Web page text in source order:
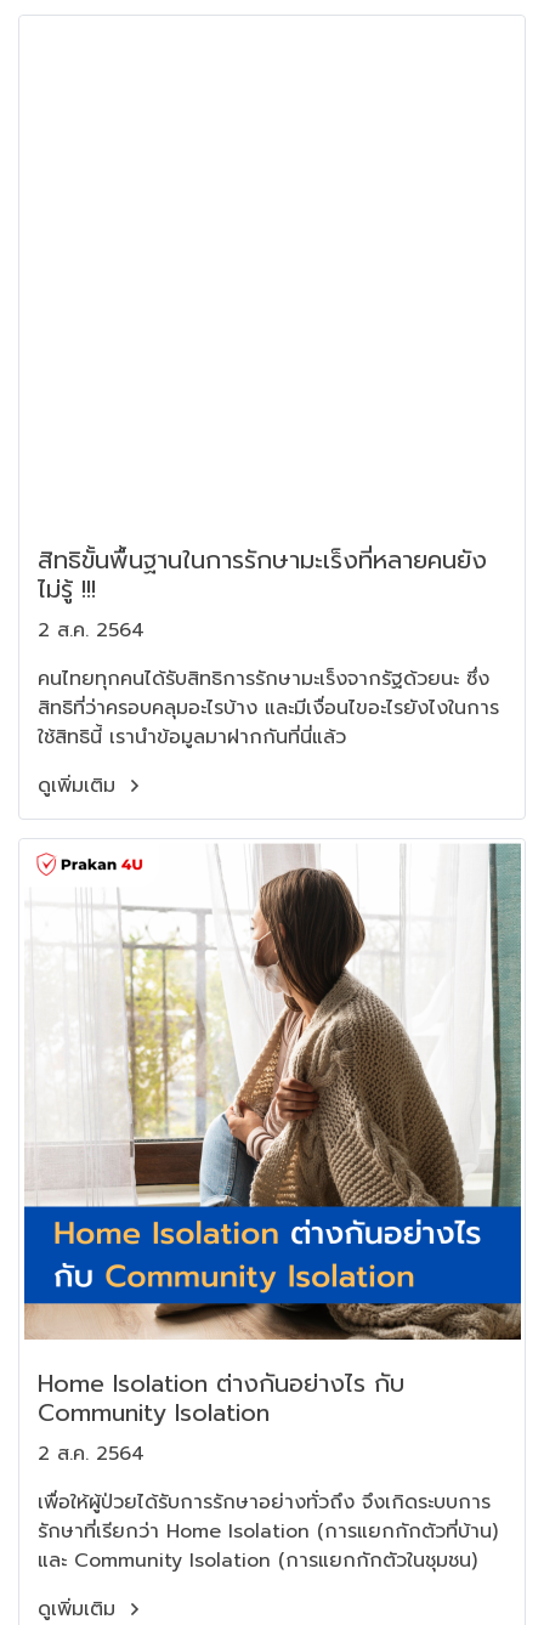
สิทธิขั้นพื้นฐานในการรักษามะเร็งที่หลายคนยัง
ไม่รู้ !!!
2 ส.ค. 2564
คนไทยทุกคนได้รับสิทธิการรักษามะเร็งจากรัฐด้วยนะ ซึ่ง
สิทธิที่ว่าครอบคลุมอะไรบ้าง และมีเงื่อนไขอะไรยังไงในการ
ใช้สิทธินี้ เรานำข้อมูลมาฝากกันที่นี่แล้ว
ดูเพิ่มเติม
Home Isolation ต่างกันอย่างไร กับ
Community Isolation
2 ส.ค. 2564
เพื่อให้ผู้ป่วยได้รับการรักษาอย่างทั่วถึง จึงเกิดระบบการ
รักษาที่เรียกว่า Home Isolation (การแยกกักตัวที่บ้าน)
และ Community Isolation (การแยกกักตัวในชุมชน)
ดูเพิ่มเติม